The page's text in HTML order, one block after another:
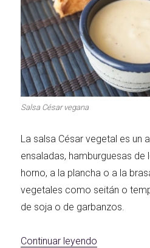
Salsa César vegana
La salsa César vegetal es un
ensaladas, hamburguesas de
horno, a la plancha o a la
vegetales como seitán o
de soja o de garbanzos.
Continuar leyendo